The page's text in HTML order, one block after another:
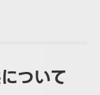
ついて